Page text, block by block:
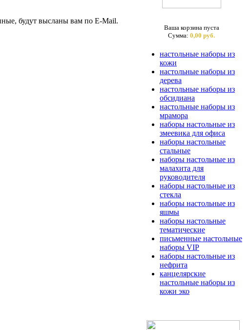
будут высланы вам по E-Mail.
Ваша корзина пуста
Сумма: 0,00 руб.
настольные наборы из
кожи
настольные наборы из
дерева
настольные наборы из
обсидиана
настольные наборы из
мрамора
наборы настольные из
змеевика для офиса
наборы настольные
стальные
наборы настольные из
малахита для
руководителя
наборы настольные из
стекла
наборы настольные из
яшмы
наборы настольные
тематические
письменные настольные
наборы VIP
наборы настольные из
нефрита
канцелярские
настольные наборы из
кожи эко